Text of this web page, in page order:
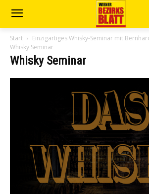
Start
Einzigartiges Whisky-Seminar mit
Whisky Seminar
Whisky Seminar